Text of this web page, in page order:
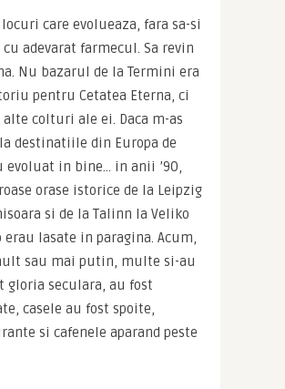
locuri care evolueaza, fara sa-si
cu adevarat farmecul. Sa revin
Nu bazarul de la Termini era
pentru Cetatea Eterna, ci
colturi ale ei. Daca m-as
destinatiile din Europa de
evoluat in bine… in anii ’90,
orase istorice de la Leipzig
si de la Talinn la Veliko
erau lasate in paragina. Acum,
sau mai putin, multe si-au
gloria seculara, au fost
casele au fost spoite,
si cafenele aparand peste